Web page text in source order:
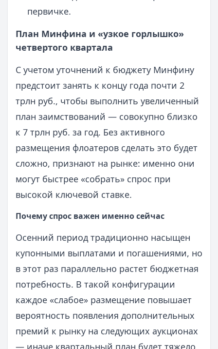
первичке.
План Минфина и «узкое горлышко»
четвертого квартала
С учетом уточнений к бюджету Минфину
предстоит занять к концу года почти 2
трлн руб., чтобы выполнить увеличенный
план заимствований — совокупно близко
к 7 трлн руб. за год. Без активного
размещения флоатеров сделать это будет
сложно, признают на рынке: именно они
могут быстрее «собрать» спрос при
высокой ключевой ставке.
Почему спрос важен именно сейчас
Осенний период традиционно насыщен
купонными выплатами и погашениями, но
в этот раз параллельно растет бюджетная
потребность. В такой конфигурации
каждое «слабое» размещение повышает
вероятность появления дополнительных
премий к рынку на следующих аукционах
— иначе квартальный план будет тяжело